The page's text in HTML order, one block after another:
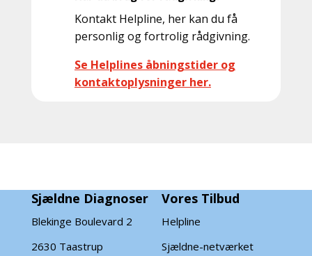
Kontakt Helpline, her kan du få
personlig og fortrolig rådgivning.
Se Helplines åbningstider og
kontaktoplysninger her.
Sjældne Diagnoser
Blekinge Boulevard 2
2630 Taastrup
Vores Tilbud
Helpline
Sjældne-netværket